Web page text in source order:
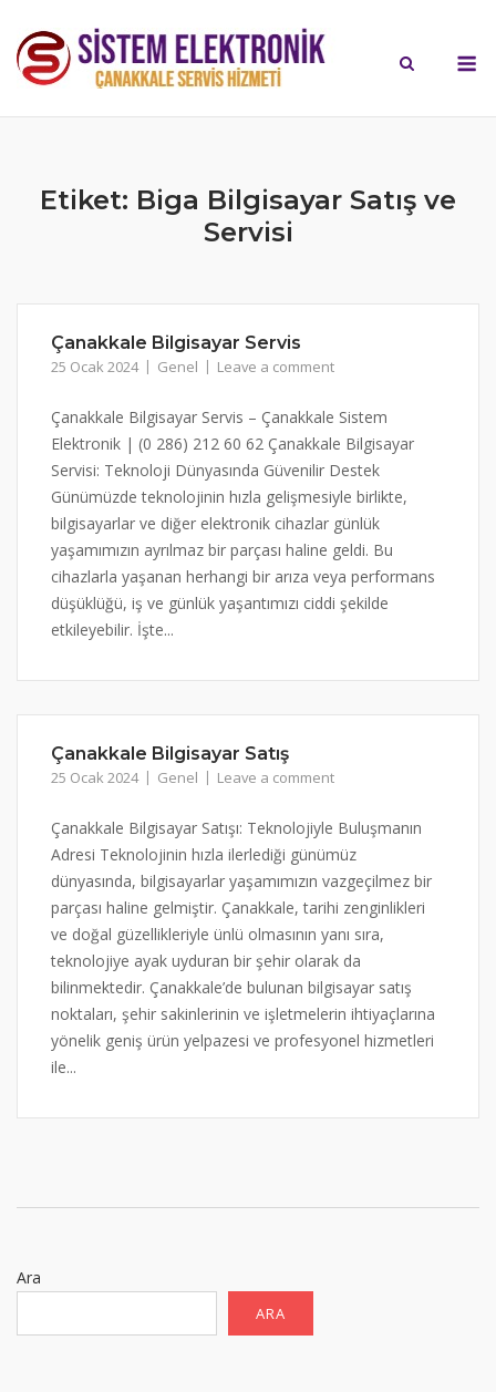
content
Etiket: Biga Bilgisayar Satış ve
Servisi
Çanakkale Bilgisayar Servis
25 Ocak 2024 Genel Leave a comment
Çanakkale Bilgisayar Servis – Çanakkale Sistem
Elektronik | (0 286) 212 60 62 Çanakkale Bilgisayar
Servisi: Teknoloji Dünyasında Güvenilir Destek
Günümüzde teknolojinin hızla gelişmesiyle birlikte,
bilgisayarlar ve diğer elektronik cihazlar günlük
yaşamımızın ayrılmaz bir parçası haline geldi. Bu
cihazlarla yaşanan herhangi bir arıza veya performans
düşüklüğü, iş ve günlük yaşantımızı ciddi şekilde
etkileyebilir. İşte...
Çanakkale Bilgisayar Satış
25 Ocak 2024 Genel Leave a comment
Çanakkale Bilgisayar Satışı: Teknolojiyle Buluşmanın
Adresi Teknolojinin hızla ilerlediği günümüz
dünyasında, bilgisayarlar yaşamımızın vazgeçilmez bir
parçası haline gelmiştir. Çanakkale, tarihi zenginlikleri
ve doğal güzellikleriyle ünlü olmasının yanı sıra,
teknolojiye ayak uyduran bir şehir olarak da
bilinmektedir. Çanakkale’de bulunan bilgisayar satış
noktaları, şehir sakinlerinin ve işletmelerin ihtiyaçlarına
yönelik geniş ürün yelpazesi ve profesyonel hizmetleri
ile...
Ara
ARA